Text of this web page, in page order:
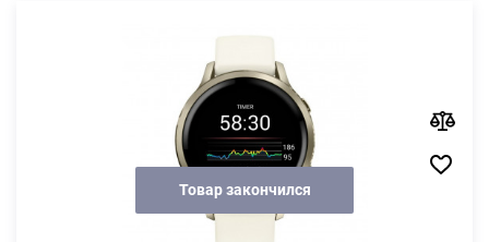
Товар закончился